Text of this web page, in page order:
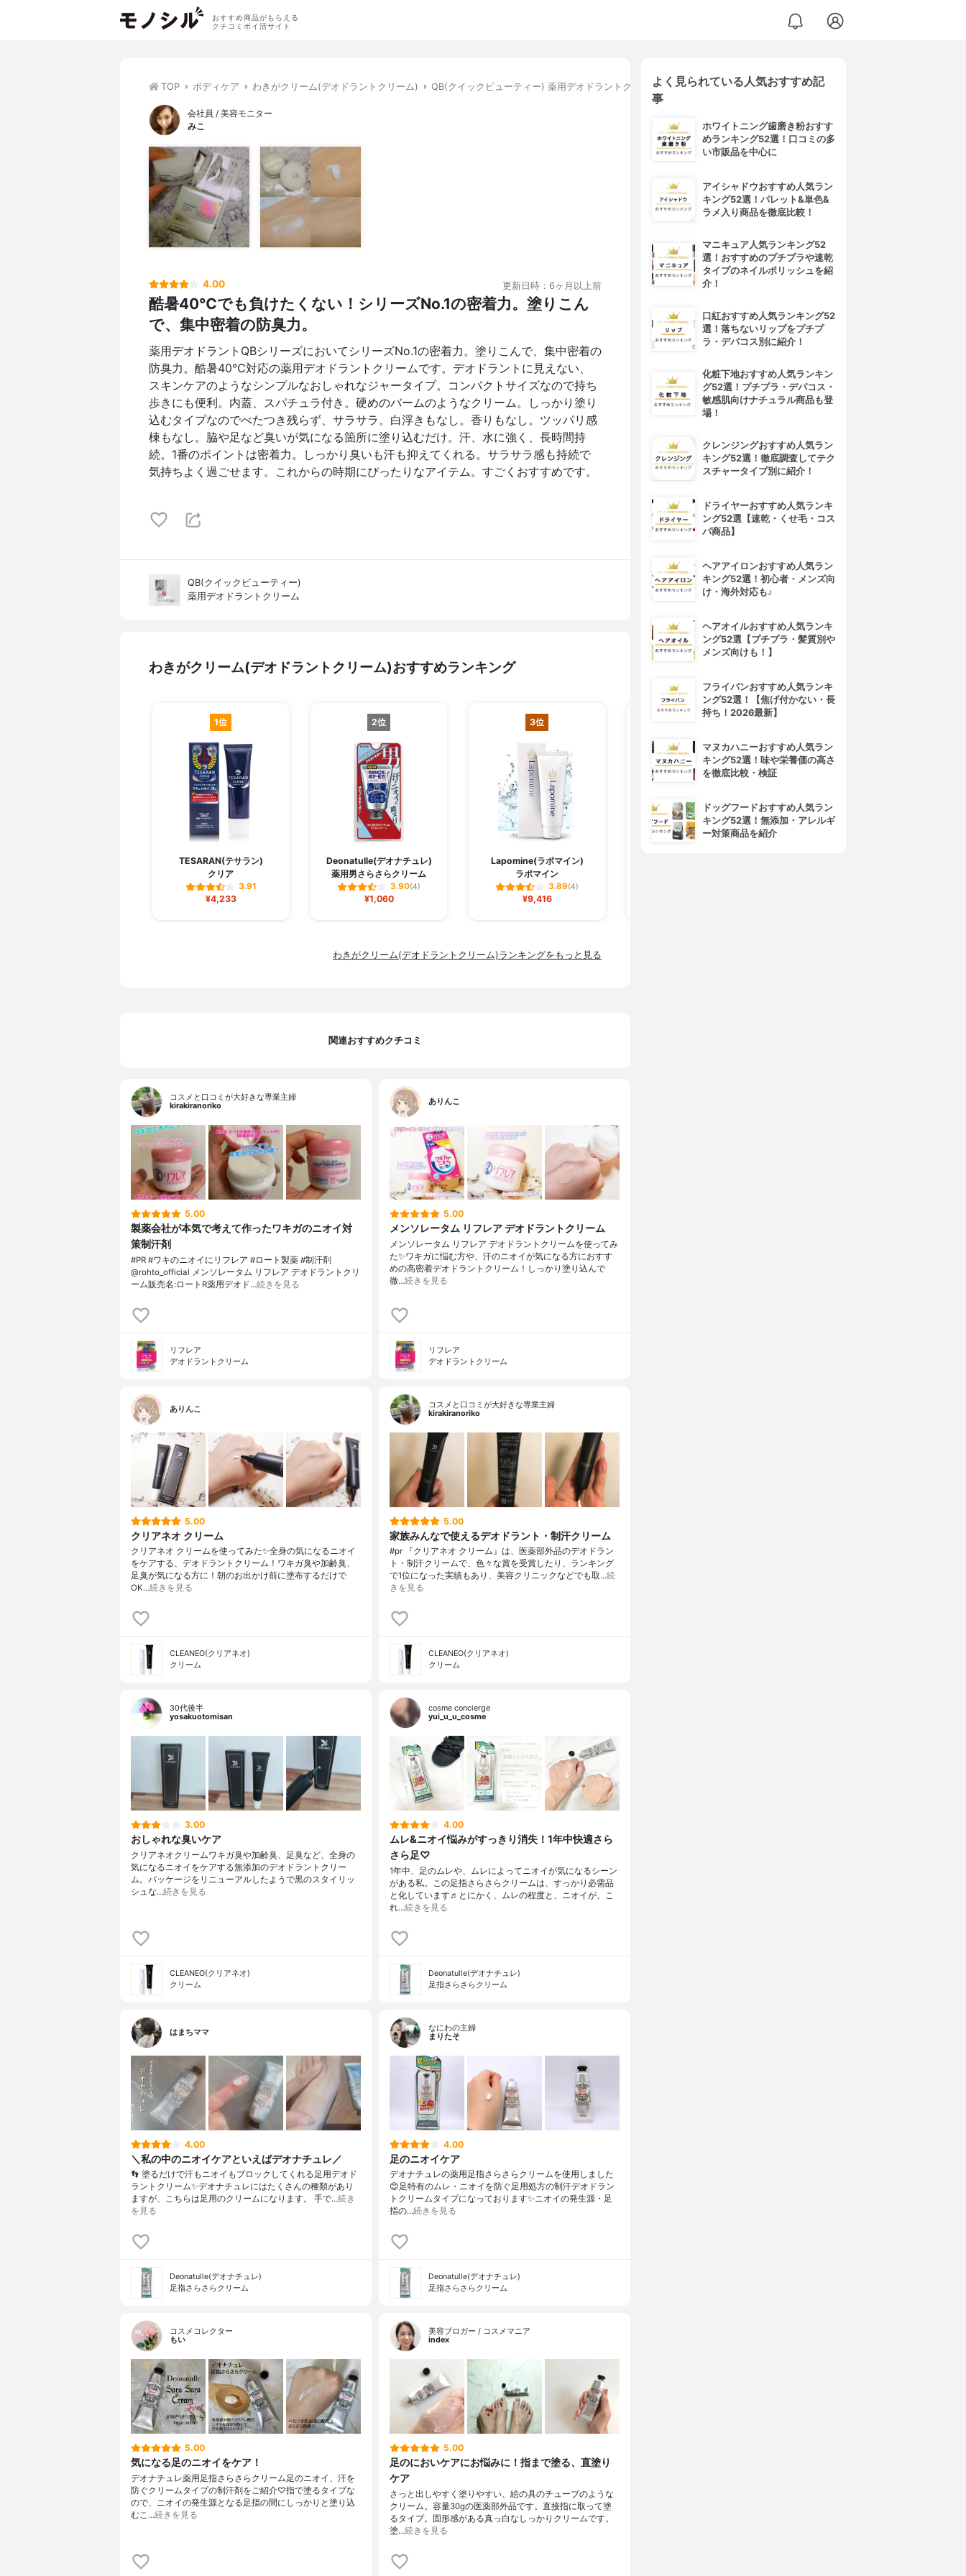
おすすめ商品がもらえる
クチコミポイ活サイト
TOP ボディケア わきがクリーム(デオドラントクリーム) QB(クイックビューティー) 薬用デオドラントクリーム
会社員 / 美容モニター
みこ
4.00 更新日時：6ヶ月以上前
酷暑40℃でも負けたくない！シリーズNo.1の密着力。塗りこん
で、集中密着の防臭力。
薬用デオドラントQBシリーズにおいてシリーズNo.1の密着力。塗りこんで、集中密着の
防臭力。酷暑40℃対応の薬用デオドラントクリームです。デオドラントに見えない、
スキンケアのようなシンプルなおしゃれなジャータイプ。コンパクトサイズなので持ち
歩きにも便利。内蓋、スパチュラ付き。硬めのバームのようなクリーム。しっかり塗り
込むタイプなのでべたつき残らず、サラサラ。白浮きもなし。香りもなし。ツッパリ感
棟もなし。脇や足など臭いが気になる箇所に塗り込むだけ。汗、水に強く、長時間持
続。1番のポイントは密着力。しっかり臭いも汗も抑えてくれる。サラサラ感も持続で
気持ちよく過ごせます。これからの時期にぴったりなアイテム。すごくおすすめです。
QB(クイックビューティー)
薬用デオドラントクリーム
わきがクリーム(デオドラントクリーム)おすすめランキング
1位
TESARAN(テサラン)
クリア
3.91
¥4,233
2位
Deonatulle(デオナチュレ)
薬用男さらさらクリーム
3.90(4)
¥1,060
3位
Lapomine(ラポマイン)
ラポマイン
3.89(4)
¥9,416
わきがクリーム(デオドラントクリーム)ランキングをもっと見る
関連おすすめクチコミ
コスメと口コミが大好きな専業主婦
kirakiranoriko
5.00
製薬会社が本気で考えて作ったワキガのニオイ対
策制汗剤
#PR #ワキのニオイにリフレア #ロート製薬 #制汗剤
@rohto_official メンソレータム リフレア デオドラントクリ
ーム販売名:ロートR薬用デオド…続きを見る
リフレア
デオドラントクリーム
ありんこ
5.00
メンソレータム リフレア デオドラントクリーム
メンソレータム リフレア デオドラントクリームを使ってみ
た✨ワキガに悩む方や、汗のニオイが気になる方におすす
めの高密着デオドラントクリーム！しっかり塗り込んで
徹…続きを見る
リフレア
デオドラントクリーム
ありんこ
5.00
クリアネオ クリーム
クリアネオ クリームを使ってみた✨全身の気になるニオイ
をケアする、デオドラントクリーム！ワキガ臭や加齢臭、
足臭が気になる方に！朝のお出かけ前に塗布するだけで
OK…続きを見る
CLEANEO(クリアネオ)
クリーム
コスメと口コミが大好きな専業主婦
kirakiranoriko
5.00
家族みんなで使えるデオドラント・制汗クリーム
#pr 『クリアネオ クリーム』は、医薬部外品のデオドラン
ト・制汗クリームで、色々な賞を受賞したり、ランキング
で1位になった実績もあり、美容クリニックなどでも取…続
きを見る
CLEANEO(クリアネオ)
クリーム
30代後半
yosakuotomisan
3.00
おしゃれな臭いケア
クリアネオクリームワキガ臭や加齢臭、足臭など、全身の
気になるニオイをケアする無添加のデオドラントクリー
ム。パッケージをリニューアルしたようで黒のスタイリッ
シュな…続きを見る
CLEANEO(クリアネオ)
クリーム
cosme concierge
yui_u_u_cosme
4.00
ムレ&ニオイ悩みがすっきり消失！1年中快適さら
さら足♡
1年中、足のムレや、ムレによってニオイが気になるシーン
がある私。この足指さらさらクリームは、すっかり必需品
と化しています♬とにかく、ムレの程度と、ニオイが、こ
れ…続きを見る
Deonatulle(デオナチュレ)
足指さらさらクリーム
はまちママ
4.00
＼私の中のニオイケアといえばデオナチュレ／
👣 塗るだけで汗もニオイもブロックしてくれる足用デオド
ラントクリーム✨デオナチュレにはたくさんの種類があり
ますが、こちらは足用のクリームになります。 手で…続き
を見る
Deonatulle(デオナチュレ)
足指さらさらクリーム
なにわの主婦
まりたそ
4.00
足のニオイケア
デオナチュレの薬用足指さらさらクリームを使用しました
😊足特有のムレ・ニオイを防ぐ足用処方の制汗デオドラン
トクリームタイプになっております✨ニオイの発生源・足
指の…続きを見る
Deonatulle(デオナチュレ)
足指さらさらクリーム
コスメコレクター
もい
5.00
気になる足のニオイをケア！
デオナチュレ薬用足指さらさらクリーム足のニオイ、汗を
防ぐクリームタイプの制汗剤をご紹介♡指で塗るタイプな
ので、ニオイの発生源となる足指の間にしっかりと塗り込
むこ…続きを見る
美容ブロガー / コスメマニア
index
5.00
足のにおいケアにお悩みに！指まで塗る、直塗り
ケア
さっと出しやすく塗りやすい、絵の具のチューブのような
クリーム。容量30gの医薬部外品です。直接指に取って塗
るタイプ。固形感がある真っ白なしっかりクリームです。
塗…続きを見る
よく見られている人気おすすめ記
事
ホワイトニング歯磨き粉おすす
めランキング52選！口コミの多
い市販品を中心に
アイシャドウおすすめ人気ラン
キング52選！パレット&単色&
ラメ入り商品を徹底比較！
マニキュア人気ランキング52
選！おすすめのプチプラや速乾
タイプのネイルポリッシュを紹
介！
口紅おすすめ人気ランキング52
選！落ちないリップをプチプ
ラ・デパコス別に紹介！
化粧下地おすすめ人気ランキン
グ52選！プチプラ・デパコス・
敏感肌向けナチュラル商品も登
場！
クレンジングおすすめ人気ラン
キング52選！徹底調査してテク
スチャータイプ別に紹介！
ドライヤーおすすめ人気ランキ
ング52選【速乾・くせ毛・コス
パ商品】
ヘアアイロンおすすめ人気ラン
キング52選！初心者・メンズ向
け・海外対応も♪
ヘアオイルおすすめ人気ランキ
ング52選【プチプラ・髪質別や
メンズ向けも！】
フライパンおすすめ人気ランキ
ング52選！【焦げ付かない・長
持ち！2026最新】
マヌカハニーおすすめ人気ラン
キング52選！味や栄養価の高さ
を徹底比較・検証
ドッグフードおすすめ人気ラン
キング52選！無添加・アレルギ
ー対策商品を紹介